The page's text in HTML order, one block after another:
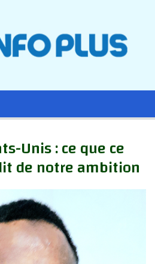
Unis : ce que ce
de notre ambition